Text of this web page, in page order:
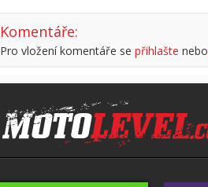
Komentáře:
Pro vložení komentáře se přihlašte nebo